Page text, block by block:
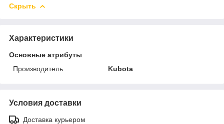
Скрыть
Характеристики
Основные атрибуты
Производитель
Kubota
Условия доставки
Доставка курьером